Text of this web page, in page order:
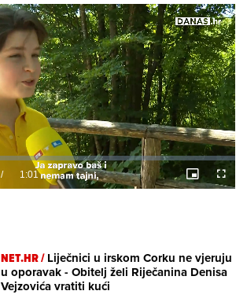
/
NET.HR /Liječnici u irskom Corku ne vjeruju
u oporavak - Obitelj želi Riječanina Denisa
Vejzovića vratiti kući